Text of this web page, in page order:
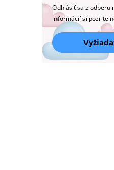
Odhlásiť sa z odberu
informácií si pozrite